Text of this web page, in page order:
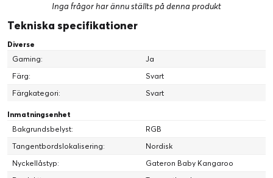
Inga frågor har ännu ställts på denna produkt
Tekniska specifikationer
Diverse
Gaming:
Ja
Färg:
Svart
Färgkategori:
Svart
Inmatningsenhet
Bakgrundsbelyst:
RGB
Tangentbordslokalisering:
Nordisk
Nyckellåstyp:
Gateron Baby Kangaroo